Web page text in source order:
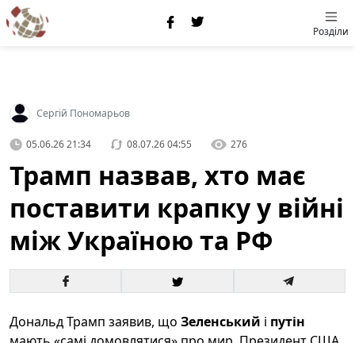
Розділи
Сергій Пономарьов
05.06.26 21:34 08.07.26 04:55 276
Трамп назвав, хто має
поставити крапку у війні
між Україною та РФ
Дональд Трамп заявив, що Зеленський і путін